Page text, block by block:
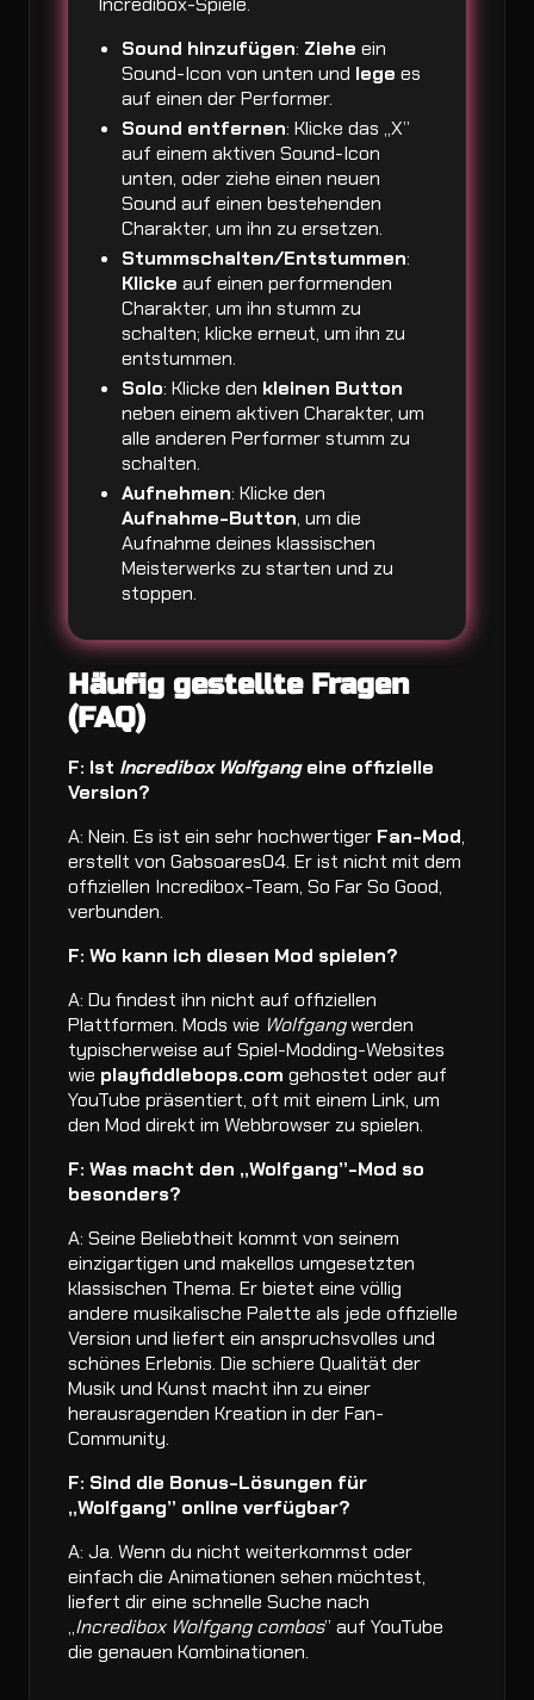
Sound hinzufügen: Ziehe ein
Sound-Icon von unten und lege es
auf einen der Performer.
Sound entfernen: Klicke das „X”
auf einem aktiven Sound-Icon
unten, oder ziehe einen neuen
Sound auf einen bestehenden
Charakter, um ihn zu ersetzen.
Stummschalten/Entstummen:
Klicke auf einen performenden
Charakter, um ihn stumm zu
schalten; klicke erneut, um ihn zu
entstummen.
Solo: Klicke den kleinen Button
neben einem aktiven Charakter, um
alle anderen Performer stumm zu
schalten.
Aufnehmen: Klicke den
Aufnahme-Button, um die
Aufnahme deines klassischen
Meisterwerks zu starten und zu
stoppen.
Häufig gestellte Fragen
(FAQ)
F: Ist Incredibox Wolfgangeine offizielle
Version?
A: Nein. Es ist ein sehr hochwertiger Fan-Mod,
erstellt von Gabsoares04. Er ist nicht mit dem
offiziellen Incredibox-Team, So Far So Good,
verbunden.
F: Wo kann ich diesen Mod spielen?
A: Du findest ihn nicht auf offiziellen
Plattformen. Mods wie Wolfgangwerden
typischerweise auf Spiel-Modding-Websites
wie playfiddlebops.com gehostet oder auf
YouTube präsentiert, oft mit einem Link, um
den Mod direkt im Webbrowser zu spielen.
F: Was macht den „Wolfgang”-Mod so
besonders?
A: Seine Beliebtheit kommt von seinem
einzigartigen und makellos umgesetzten
klassischen Thema. Er bietet eine völlig
andere musikalische Palette als jede offizielle
Version und liefert ein anspruchsvolles und
schönes Erlebnis. Die schiere Qualität der
Musik und Kunst macht ihn zu einer
herausragenden Kreation in der Fan-
Community.
F: Sind die Bonus-Lösungen für
„Wolfgang” online verfügbar?
A: Ja. Wenn du nicht weiterkommst oder
einfach die Animationen sehen möchtest,
liefert dir eine schnelle Suche nach
„Incredibox Wolfgang combos” auf YouTube
die genauen Kombinationen.